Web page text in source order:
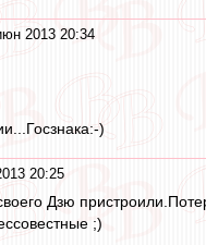
2013 20:34
)
20:25
Дзю
;)